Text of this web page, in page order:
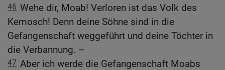
46 Wehe dir, Moab! Verloren ist das Volk des
Kemosch! Denn deine Söhne sind in die
Gefangenschaft weggeführt und deine Töchter in
die Verbannung. –
47 Aber ich werde die Gefangenschaft Moabs